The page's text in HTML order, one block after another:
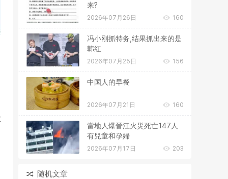
来?
2026年07月26日 160
冯小刚抓特务,结果抓出来的是
韩红
2026年07月25日 156
中国人的早餐
2026年07月21日 160
當地人爆晉江火災死亡147人
有兒童和孕婦
2026年07月17日 203
随机文章